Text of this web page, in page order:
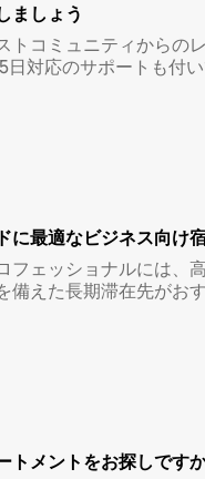
ましょう
トコミュニティからの
日対応のサポートも付い
に最⁠適⁠なビ⁠ジ⁠ネ⁠ス⁠向⁠け
フェッショナルには、
備えた長期滞在先がおす
トメントをお探しです